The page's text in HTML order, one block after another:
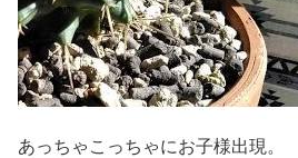
あっちゃこっちゃにお子様出現。